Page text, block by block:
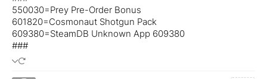
550030=Prey Pre-Order Bonus
601820=Cosmonaut Shotgun Pack
609380=SteamDB Unknown App 609380
###